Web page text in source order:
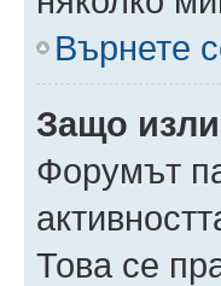
Върнете
Защо
Форумът
Това се